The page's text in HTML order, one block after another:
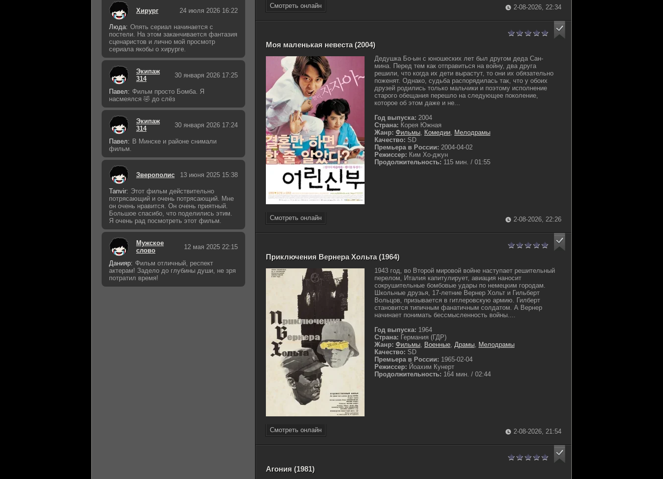
Смотреть онлайн 2-08-2026, 22:34
Моя маленькая невеста (2004)
Дедушка Бо-ын с юношеских лет был другом деда Сан-
мина. Перед тем как отправиться на войну, два друга
решили, что когда их дети вырастут, то они их обязательно
поженят. Однако, судьба распорядилась так, что у обоих
друзей родились только мальчики и поэтому исполнение
старого обещания перешло на следующее поколение,
которое об этом даже и не...
Год выпуска: 2004
Страна: Корея Южная
Жанр: Фильмы, Комедии, Мелодрамы
Качество: SD
Премьера в России: 2004-04-02
Режиссер: Ким Хо-джун
Продолжительность: 115 мин. / 01:55
Смотреть онлайн 2-08-2026, 22:26
Приключения Вернера Хольта (1964)
1943 год, во Второй мировой войне наступает решительный
перелом, Италия капитулирует, авиация наносит
сокрушительные бомбовые удары по немецким городам.
Школьные друзья, 17-летние Вернер Хольт и Гильберт
Вольцов, призывается в гитлеровскую армию. Гилберт
становится типичным фанатичным солдатом. А Вернер
начинает понимать бессмысленность войны....
Год выпуска: 1964
Страна: Германия (ГДР)
Жанр: Фильмы, Военные, Драмы, Мелодрамы
Качество: SD
Премьера в России: 1965-02-04
Режиссер: Йоахим Кунерт
Продолжительность: 164 мин. / 02:44
Смотреть онлайн 2-08-2026, 21:54
Агония (1981)
Хирург 24 июля 2026 16:22
Люда: Опять сериал начинается с
постели. На этом заканчивается фантазия
сценаристов и лично мой просмотр
сериала якобы о хирурге.
Экипаж
314
30 января 2026 17:25
Павел: Фильм просто Бомба. Я
насмеялся 🤣 до слёз
Экипаж
314
30 января 2026 17:24
Павел: В Минске и районе снимали
фильм.
Зверополис 13 июня 2025 15:38
Tanvir: Этот фильм действительно
потрясающий и очень потрясающий. Мне
он очень нравится. Он очень приятный.
Большое спасибо, что поделились этим.
Я очень рад посмотреть этот фильм.
Мужское
слово
12 мая 2025 22:15
Данияр: Фильм отличный, респект
актерам! Задело до глубины души, не зря
потратил время!